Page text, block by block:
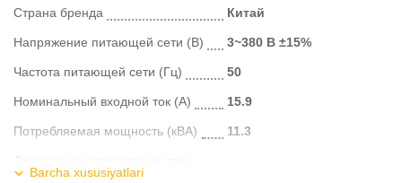
Страна бренда Китай
Напряжение питающей сети (В) 3~380 В ±15%
Частота питающей сети (Гц) 50
Номинальный входной ток (А) 15.9
Потребляемая мощность (кВА) 11.3
реза (A)
Barcha xususiyatlari